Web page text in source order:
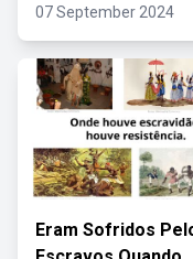
07 September 2024
Eram Sofridos